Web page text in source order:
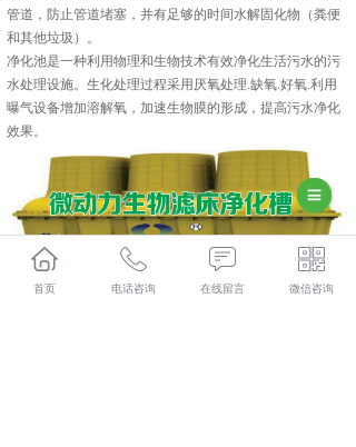
管道，防止管道堵塞，并有足够的时间水解固化物（粪便
和其他垃圾）。
净化池是一种利用物理和生物技术有效净化生活污水的污
水处理设施。生化处理过程采用厌氧处理.缺氧.好氧.利用
曝气设备增加溶解氧，加速生物膜的形成，提高污水净化
效果。
首页 电话咨询 在线留言 微信咨询